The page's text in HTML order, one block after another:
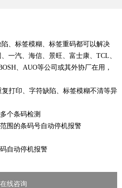
陷、标签模糊、标签重码都可以解决
一汽、海信、景旺、富士康、TCL、
、AUO等公司或其外协厂在用，
复打印、字符缺陷、标签模糊不清等异
个条码检测
围的条码号自动停机报警
自动停机报警
在线咨询